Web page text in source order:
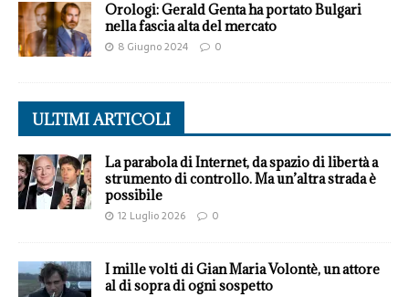
Orologi: Gerald Genta ha portato Bulgari
nella fascia alta del mercato
8 Giugno 2024 0
ULTIMI ARTICOLI
La parabola di Internet, da spazio di libertà a
strumento di controllo. Ma un’altra strada è
possibile
12 Luglio 2026 0
I mille volti di Gian Maria Volontè, un attore
al di sopra di ogni sospetto